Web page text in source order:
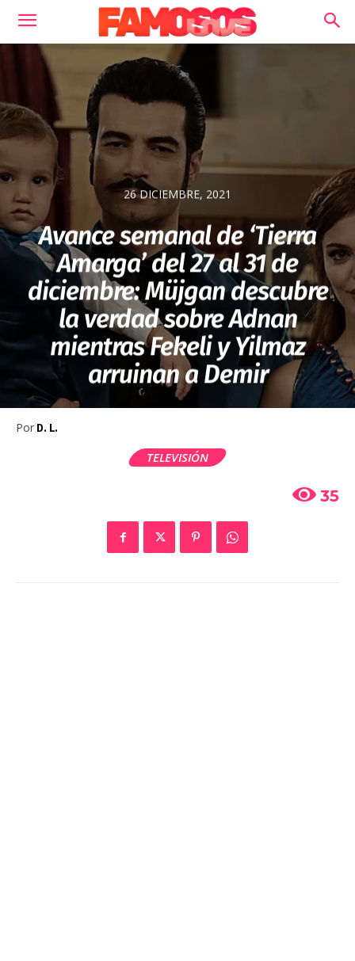
26 DICIEMBRE, 2021
Avance semanal de ‘Tierra
Amarga’ del 27 al 31 de
diciembre: Müjgan descubre
la verdad sobre Adnan
mientras Fekeli y Yilmaz
arruinan a Demir
Por D. L.
TELEVISIÓN
35